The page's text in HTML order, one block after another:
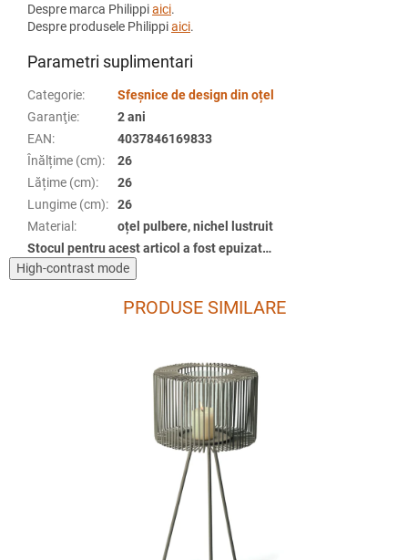
Despre marca Philippiaici.
Despre produsele Philippiaici.
Parametri suplimentari
Categorie:
Sfeșnice de design din oțel
Garanţie:
2 ani
EAN:
4037846169833
Înălțime (cm):
26
Lățime (cm):
26
Lungime (cm):
26
Material :
oțel pulbere, nichel lustruit
Stocul pentru acest articol a fost epuizat…
High-contrast mode
PRODUSE SIMILARE